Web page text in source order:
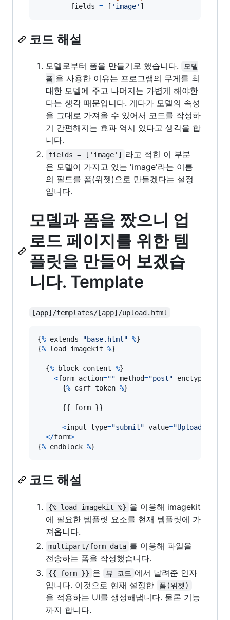
fields = [ 'image' ]
코드 해설
모델로부터 폼을 만들기로 했습니다.
모델
폼 을 사용한 이유는 프로그램의 무게를 최
대한 모델에 주고 나머지는 가볍게 해야한
다는 생각 때문입니다. 게다가 모델의 속성
을 그대로 가져올 수 있어서 코드를 작성하
기 간편해지는 효과 역시 있다고 생각을 합
니다.
fields = ['image']
라고 적힌 이 부분
은 모델이 가지고 있는 'image'라는 이름
의 필드를 폼(위젯)으로 만들겠다는 설정
입니다.
모델과 폼을 짰으니 업
로드 페이지를 위한 템
플릿을 만들어 보겠습
니다. Template
[app]/templates/[app]/upload.html
{% extends "base.html" %}
{% load imagekit %}
  {
% block content %}
<form action="" method="post" enctype
      {
% csrf_token %}
      {{
form }}
<input type="submit" value="Upload"
</form>
{% endblock %}
코드 해설
{% load imagekit %} 을 이용해 imagekit
에 필요한 템플릿 요소를 현재 템플릿에 가
져옵니다.
multipart/form-data 를 이용해 파일을
전송하는 폼을 작성했습니다.
{{ form }} 은 뷰 코드 에서 날려준 인자
입니다. 이것으로 현재 설정한
폼(위젯)
을 적용하는 UI를 생성해냅니다. 물론 기능
까지 합니다.